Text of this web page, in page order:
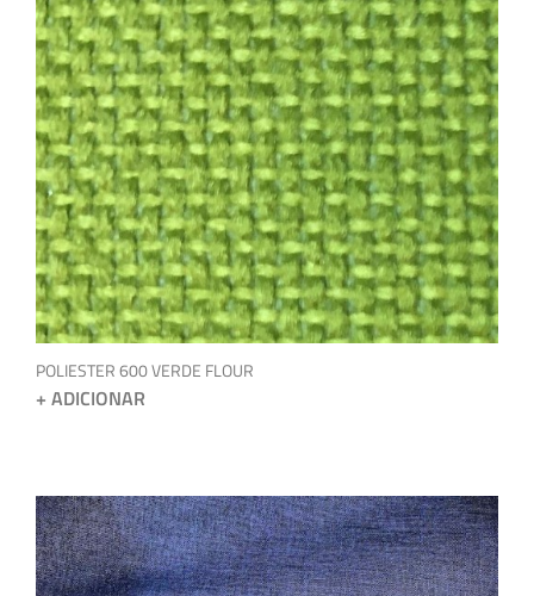
POLIESTER 600 VERDE FLOUR
+ ADICIONAR